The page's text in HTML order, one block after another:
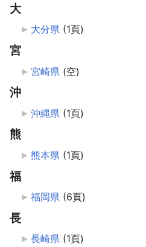
大
大分県 (1頁)
宮
宮崎県 (空)
沖
沖縄県 (1頁)
熊
熊本県 (1頁)
福
福岡県 (6頁)
長
長崎県 (1頁)